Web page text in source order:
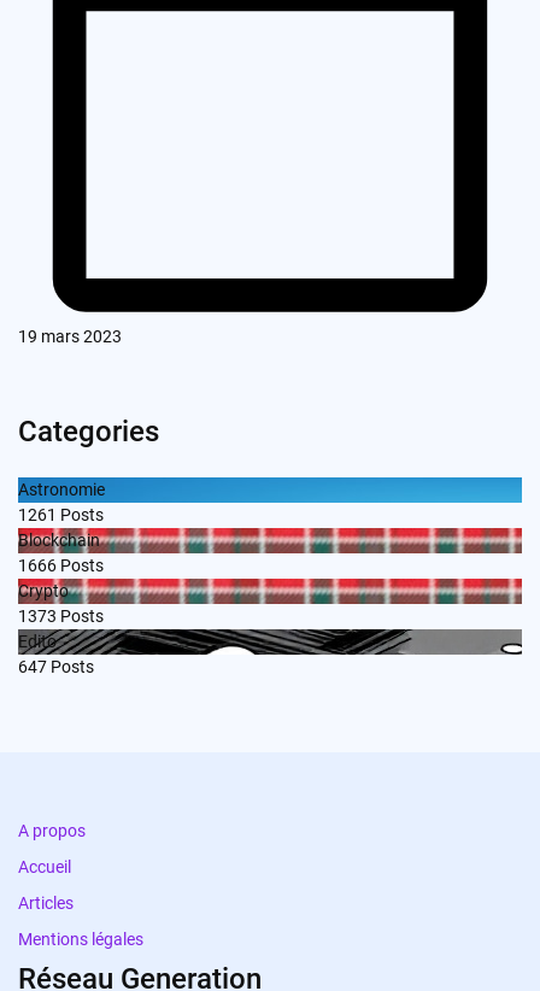
19 mars 2023
Categories
Astronomie
1261 Posts
Blockchain
1666 Posts
Crypto
1373 Posts
Edito
647 Posts
A propos
Accueil
Articles
Mentions légales
Réseau Generation